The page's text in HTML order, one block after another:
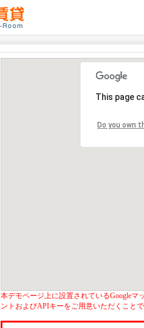
This page
Do you own
本デモページ上に設置されているGoogleマ
ントおよびAPIキーをご用意いただくこと